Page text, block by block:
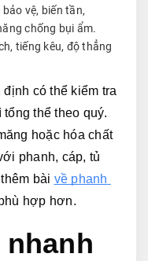
vệ, biến tần,
chống bụi ẩm.
tiếng kêu, độ thẳng
có thể kiểm tra
thể theo quý.
hoặc hóa chất
phanh, cáp, tủ
bài về phanh
hợp hơn.